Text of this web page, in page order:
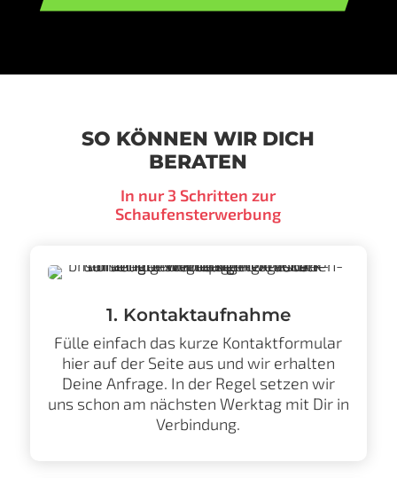
SO KÖNNEN WIR DICH
BERATEN
In nur 3 Schritten zur
Schaufensterwerbung
1. Kontaktaufnahme
Fülle einfach das kurze Kontaktformular
hier auf der Seite aus und wir erhalten
Deine Anfrage. In der Regel setzen wir
uns schon am nächsten Werktag mit Dir in
Verbindung.